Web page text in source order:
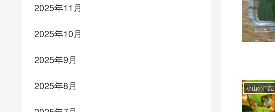
小山の日記
2025年11月
2025年10月
2025年9月
2025年8月